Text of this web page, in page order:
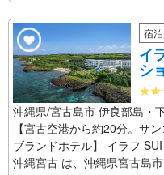
宿
イ
シ
沖縄県/宮古島市 伊良部島・
【宮古空港から約20分。サ
ブランドホテル】 イラフ
沖縄宮古 は、沖縄県宮古島